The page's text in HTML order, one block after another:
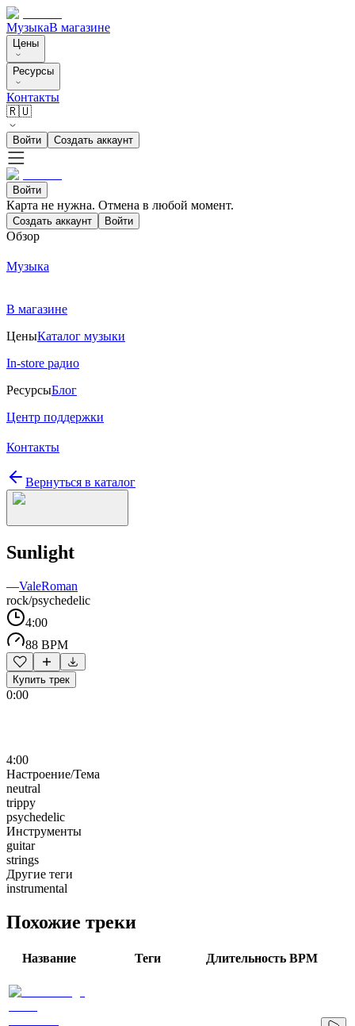
МузыкаВ магазине
Цены
Ресурсы
Контакты
🇷🇺
Войти Создать аккаунт
Войти
Карта не нужна. Отмена в любой момент.
Создать аккаунт Войти
Обзор
Музыка
В магазине
ЦеныКаталог музыки
In-store радио
РесурсыБлог
Центр поддержки
Контакты
Вернуться в каталог
Sunlight
—ValeRoman
rock/psychedelic
4:00
88 BPM
Купить трек
0:00
4:00
Настроение/Тема
neutral
trippy
psychedelic
Инструменты
guitar
strings
Другие теги
instrumental
Похожие треки
Название Теги Длительность BPM